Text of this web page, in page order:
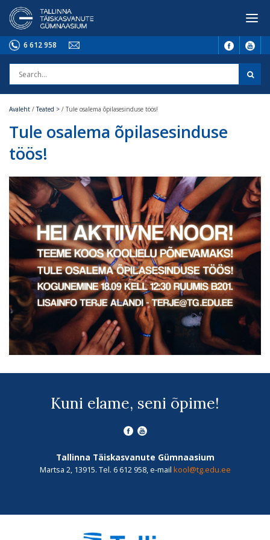
6 612 958
Avaleht /Teated > / Tule osalema õpilasesinduse töös!
Tule osalema õpilasesinduse
töös!
Kuni elame, seni õpime!
Tallinna Täiskasvanute Gümnaasium
Martsa 2, 13915. Tel. 6 612 958, e-mail kool@tg.edu.ee